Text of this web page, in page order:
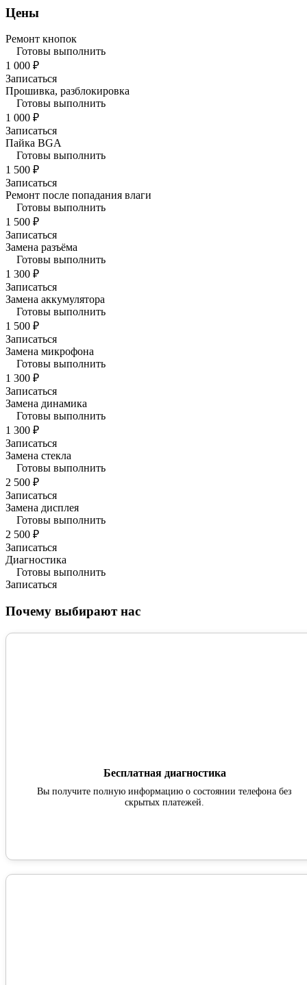
Цены
Ремонт кнопок
Готовы выполнить
1 000 ₽
Записаться
Прошивка, разблокировка
Готовы выполнить
1 000 ₽
Записаться
Пайка BGA
Готовы выполнить
1 500 ₽
Записаться
Ремонт после попадания влаги
Готовы выполнить
1 500 ₽
Записаться
Замена разъёма
Готовы выполнить
1 300 ₽
Записаться
Замена аккумулятора
Готовы выполнить
1 500 ₽
Записаться
Замена микрофона
Готовы выполнить
1 300 ₽
Записаться
Замена динамика
Готовы выполнить
1 300 ₽
Записаться
Замена стекла
Готовы выполнить
2 500 ₽
Записаться
Замена дисплея
Готовы выполнить
2 500 ₽
Записаться
Диагностика
Готовы выполнить
Записаться
Почему выбирают нас
Бесплатная диагностика
Вы получите полную информацию о состоянии телефона без
скрытых платежей.